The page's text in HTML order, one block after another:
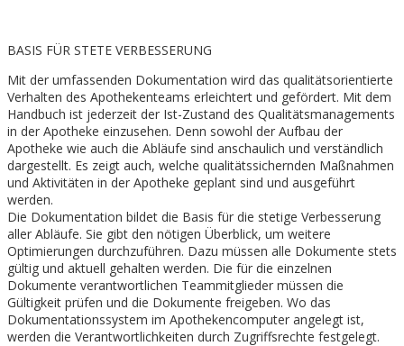
BASIS FÜR STETE VERBESSERUNG
Mit der umfassenden Dokumentation wird das qualitätsorientierte
Verhalten des Apothekenteams erleichtert und gefördert. Mit dem
Handbuch ist jederzeit der Ist-Zustand des Qualitätsmanagements
in der Apotheke einzusehen. Denn sowohl der Aufbau der
Apotheke wie auch die Abläufe sind anschaulich und verständlich
dargestellt. Es zeigt auch, welche qualitätssichernden Maßnahmen
und Aktivitäten in der Apotheke geplant sind und ausgeführt
werden.
Die Dokumentation bildet die Basis für die stetige Verbesserung
aller Abläufe. Sie gibt den nötigen Überblick, um weitere
Optimierungen durchzuführen. Dazu müssen alle Dokumente stets
gültig und aktuell gehalten werden. Die für die einzelnen
Dokumente verantwortlichen Teammitglieder müssen die
Gültigkeit prüfen und die Dokumente freigeben. Wo das
Dokumentationssystem im Apothekencomputer angelegt ist,
werden die Verantwortlichkeiten durch Zugriffsrechte festgelegt.